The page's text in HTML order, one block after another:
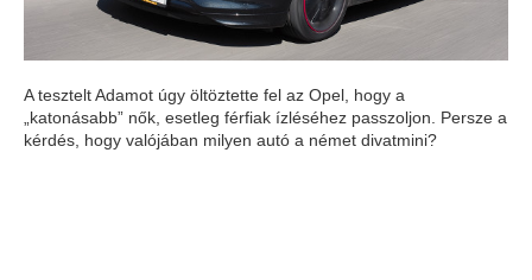
A tesztelt Adamot úgy öltöztette fel az Opel, hogy a
„katonásabb” nők, esetleg férfiak ízléséhez passzoljon. Persze a
kérdés, hogy valójában milyen autó a német divatmini?